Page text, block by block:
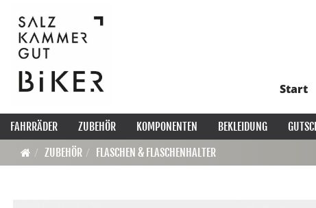
Start
FAHRRÄDER ZUBEHÖR KOMPONENTEN BEKLEIDUNG
ZUBEHÖR
FLASCHEN & FLASCHENHALTER